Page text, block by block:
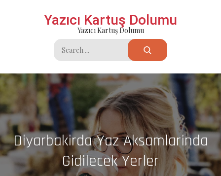
Yazıcı Kartuş Dolumu
Yazıcı Kartuş Dolumu
Search
for:
Diyarbakirda Yaz Aksamlarinda
Gidilecek Yerler